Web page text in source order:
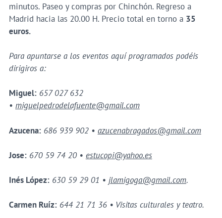
minutos. Paseo y compras por Chinchón. Regreso a
Madrid hacia las 20.00 H. Precio total en torno a 35
euros.
Para apuntarse a los eventos aquí programados podéis
dirigiros a:
Miguel: 657 027 632
• miguelpedrodelafuente@gmail.com
Azucena: 686 939 902 • azucenabragados@gmail.com
Jose: 670 59 74 20 • estucopi@yahoo.es
Inés López: 630 59 29 01 • jlamigoga@gmail.com.
Carmen Ruíz: 644 21 71 36 • Visitas culturales y teatro.